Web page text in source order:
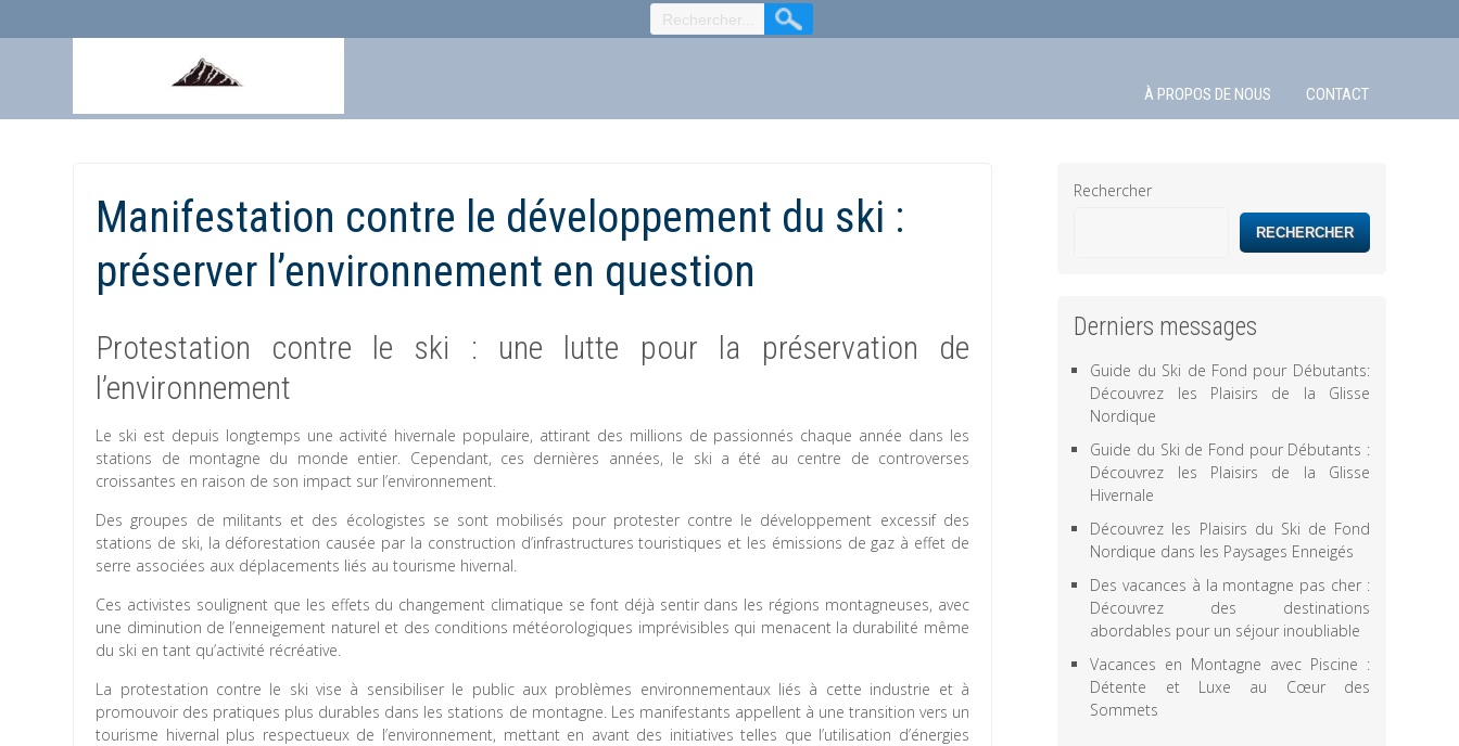
À PROPOS DE NOUS CONTACT
Manifestation contre le développement du ski :
préserver l’environnement en question
Protestation contre le ski : une lutte pour la préservation de
l’environnement
Le ski est depuis longtemps une activité hivernale populaire, attirant des millions de passionnés chaque année dans les
stations de montagne du monde entier. Cependant, ces dernières années, le ski a été au centre de controverses
croissantes en raison de son impact sur l’environnement.
Des groupes de militants et des écologistes se sont mobilisés pour protester contre le développement excessif des
stations de ski, la déforestation causée par la construction d’infrastructures touristiques et les émissions de gaz à effet de
serre associées aux déplacements liés au tourisme hivernal.
Ces activistes soulignent que les effets du changement climatique se font déjà sentir dans les régions montagneuses, avec
une diminution de l’enneigement naturel et des conditions météorologiques imprévisibles qui menacent la durabilité même
du ski en tant qu’activité récréative.
La protestation contre le ski vise à sensibiliser le public aux problèmes environnementaux liés à cette industrie et à
promouvoir des pratiques plus durables dans les stations de montagne. Les manifestants appellent à une transition vers un
tourisme hivernal plus respectueux de l’environnement, mettant en avant des initiatives telles que l’utilisation d’énergies
Rechercher
RECHERCHER
Derniers messages
Guide du Ski de Fond pour Débutants:
Découvrez les Plaisirs de la Glisse
Nordique
Guide du Ski de Fond pour Débutants :
Découvrez les Plaisirs de la Glisse
Hivernale
Découvrez les Plaisirs du Ski de Fond
Nordique dans les Paysages Enneigés
Des vacances à la montagne pas cher :
Découvrez des destinations
abordables pour un séjour inoubliable
Vacances en Montagne avec Piscine :
Détente et Luxe au Cœur des
Sommets